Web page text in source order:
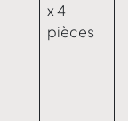
x 4
pièces